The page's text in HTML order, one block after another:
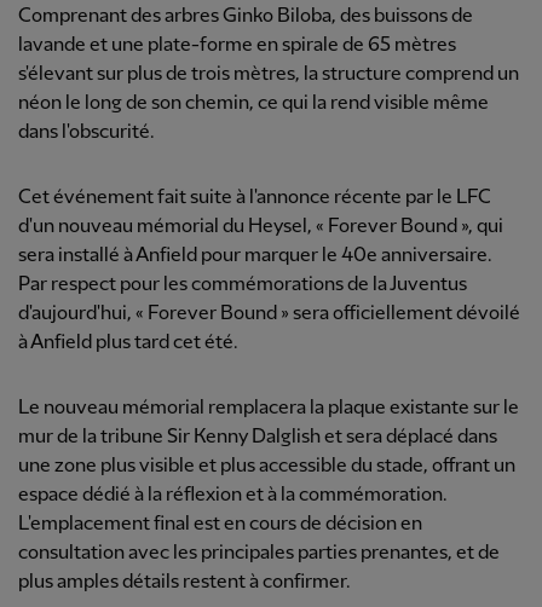
Comprenant des arbres Ginko Biloba, des buissons de
lavande et une plate-forme en spirale de 65 mètres
s'élevant sur plus de trois mètres, la structure comprend un
néon le long de son chemin, ce qui la rend visible même
dans l'obscurité.
Cet événement fait suite à l'annonce récente par le LFC
d'un nouveau mémorial du Heysel, « Forever Bound », qui
sera installé à Anfield pour marquer le 40e anniversaire.
Par respect pour les commémorations de la Juventus
d'aujourd'hui, « Forever Bound » sera officiellement dévoilé
à Anfield plus tard cet été.
Le nouveau mémorial remplacera la plaque existante sur le
mur de la tribune Sir Kenny Dalglish et sera déplacé dans
une zone plus visible et plus accessible du stade, offrant un
espace dédié à la réflexion et à la commémoration.
L'emplacement final est en cours de décision en
consultation avec les principales parties prenantes, et de
plus amples détails restent à confirmer.